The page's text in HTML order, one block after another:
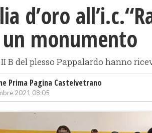
d’oro
monumento
II B del plesso Pappalardo hanno
Prima Pagina Castelvetrano
2021 08:05